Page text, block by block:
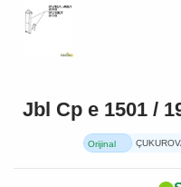
Jbl Cp e 1501 /
Orijinal